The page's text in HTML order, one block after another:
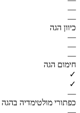
—
—
כיוון הגה
—
—
—
חימום הגה
✓
✓
—
כפתורי מולטימדיה בהגה